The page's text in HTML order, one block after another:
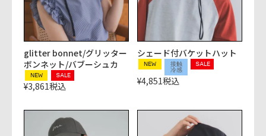
glitter bonnet/グリッター
ボンネット/バブーシュカ
NEW SALE
¥3,861税込
シェード付バケットハット
NEW 接触
冷感
SALE
¥4,851税込